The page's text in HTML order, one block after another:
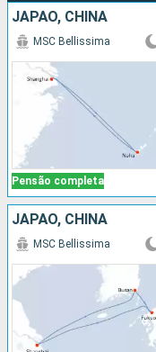
JAPÃO, CHINA
Pensão completa
MSC Bellissima
JAPÃO, CHINA
MSC Bellissima